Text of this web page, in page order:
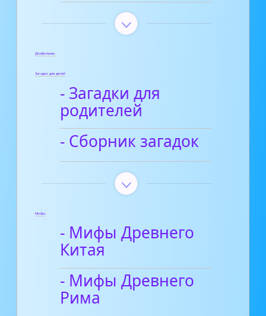
Диафильмы
Загадки для детей
- Загадки для
родителей
- Сборник загадок
Мифы
- Мифы Древнего
Китая
- Мифы Древнего
Рима